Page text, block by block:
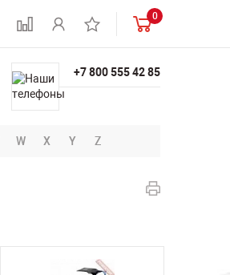
0
+7 800 555 42 85
W X Y Z